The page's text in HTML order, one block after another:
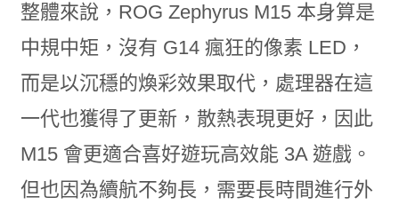
整體來說，ROG Zephyrus M15 本身算是
中規中矩，沒有 G14 瘋狂的像素 LED，
而是以沉穩的煥彩效果取代，處理器在這
一代也獲得了更新，散熱表現更好，因此
M15 會更適合喜好遊玩高效能 3A 遊戲。
但也因為續航不夠長，需要長時間進行外